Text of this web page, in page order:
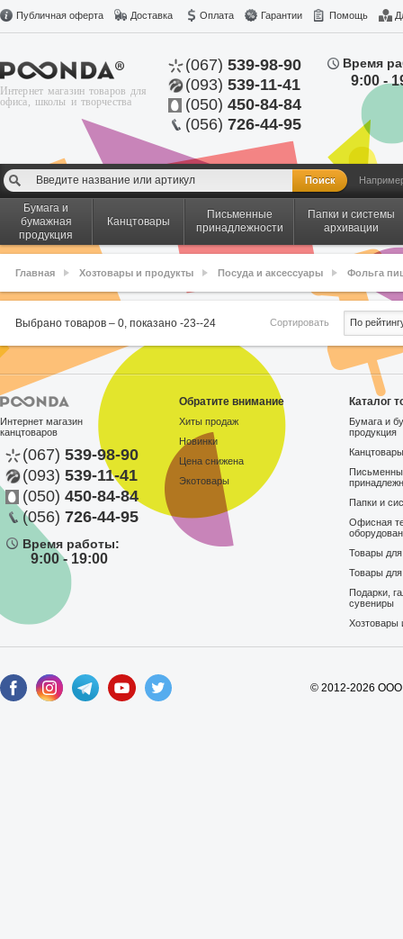
Публичная оферта Доставка Оплата Гарантии Помощь
Интернет магазин товаров для
офиса, школы и творчества
(067) 539-98-90
(093) 539-11-41
(050) 450-84-84
(056) 726-44-95
Время
9:00 -
Бумага и
бумажная
продукция
Канцтовары
Письменные
принадлежности
Папки и системы
архивации
Главная Хозтовары и продукты Посуда и аксессуары Фольга
Выбрано товаров – 0, показано -23--24 Сортировать По
Интернет магазин
канцтоваров
(067) 539-98-90
(093) 539-11-41
(050) 450-84-84
(056) 726-44-95
Время работы:
9:00 - 19:00
Обратите внимание
Хиты продаж
Новинки
Цена снижена
Экотовары
Каталог
Бумага и
продукция
Папки и
Офисная
Товары
Товары
Подарки,
сувениры
Хозтовары
© 2012-2026